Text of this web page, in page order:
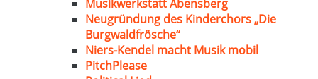
Musikwerkstatt Abensberg
Neugründung des Kinderchors „Die
Burgwaldfrösche“
Niers-Kendel macht Musik mobil
PitchPlease